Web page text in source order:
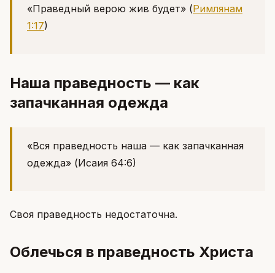
«Праведный верою жив будет» (Римлянам
1:17)
Наша праведность — как
запачканная одежда
«Вся праведность наша — как запачканная
одежда» (Исаия 64:6)
Своя праведность недостаточна.
Облечься в праведность Христа